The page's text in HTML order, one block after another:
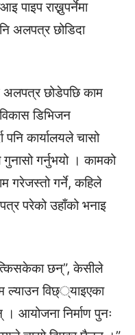
पाइप राख्नुपर्नेमा
अलपत्र छोडिदा
अलपत्र छोडेपछि काम
डिभिजन
कार्यालयले चासो
गर्नुभयो । कामको
गरेजस्तो गर्ने, कहिले
परेको उहाँको भनाइ
छन्”, केसीले
ल्याउन विछ््याइएका
आयोजना निर्माण पुनः